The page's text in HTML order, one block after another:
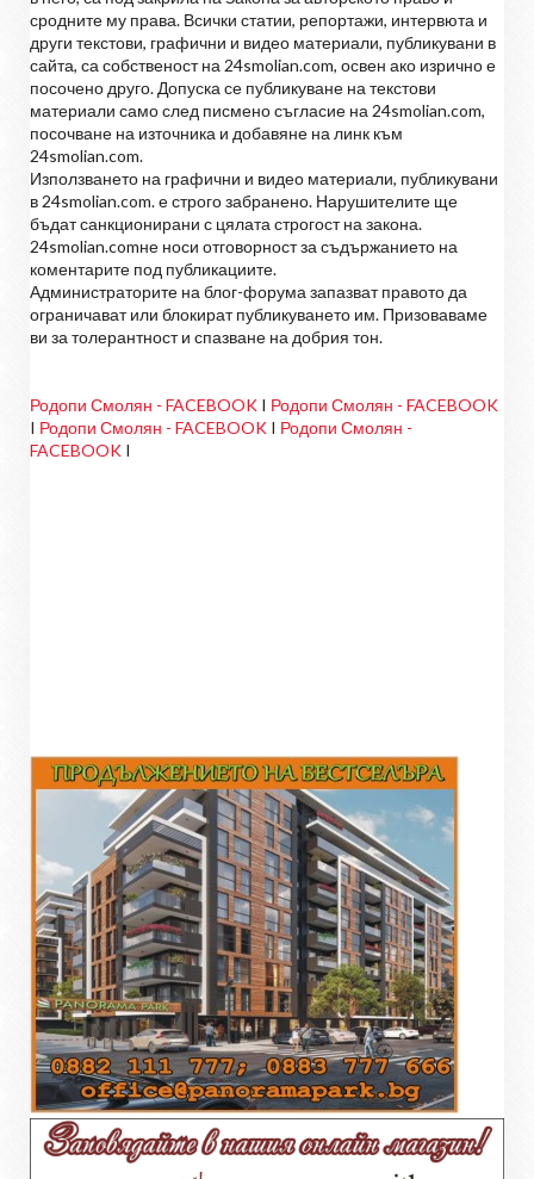
сродните му права. Всички статии, репортажи, интервюта и
други текстови, графични и видео материали, публикувани в
сайта, са собственост на 24smolian.com, освен ако изрично е
посочено друго. Допуска се публикуване на текстови
материали само след писмено съгласие на 24smolian.com,
посочване на източника и добавяне на линк към
24smolian.com.
Използването на графични и видео материали, публикувани
в 24smolian.com. е строго забранено. Нарушителите ще
бъдат санкционирани с цялата строгост на закона.
24smolian.comне носи отговорност за съдържанието на
коментарите под публикациите.
Администраторите на блог-форума запазват правото да
ограничават или блокират публикуването им. Призоваваме
ви за толерантност и спазване на добрия тон.
Родопи Смолян - FACEBOOK I Родопи Смолян - FACEBOOK
I Родопи Смолян - FACEBOOK I Родопи Смолян -
FACEBOOK I